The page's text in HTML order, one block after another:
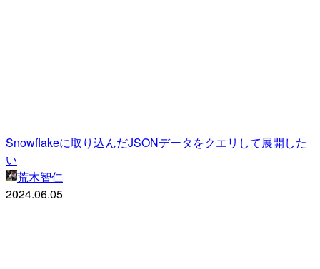
Snowflakeに取り込んだJSONデータをクエリして展開した
い
荒木智仁
2024.06.05